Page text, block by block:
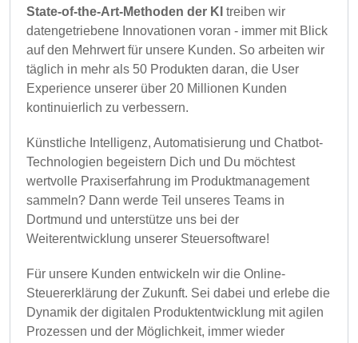
State-of-the-Art-Methoden der KI treiben wir
datengetriebene Innovationen voran - immer mit Blick
auf den Mehrwert für unsere Kunden. So arbeiten wir
täglich in mehr als 50 Produkten daran, die User
Experience unserer über 20 Millionen Kunden
kontinuierlich zu verbessern.
Künstliche Intelligenz, Automatisierung und Chatbot-
Technologien begeistern Dich und Du möchtest
wertvolle Praxiserfahrung im Produktmanagement
sammeln? Dann werde Teil unseres Teams in
Dortmund und unterstütze uns bei der
Weiterentwicklung unserer Steuersoftware!
Für unsere Kunden entwickeln wir die Online-
Steuererklärung der Zukunft. Sei dabei und erlebe die
Dynamik der digitalen Produktentwicklung mit agilen
Prozessen und der Möglichkeit, immer wieder